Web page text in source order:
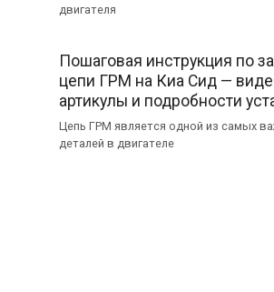
двигателя
Пошаговая инструкция по
цепи ГРМ на Киа Сид —
артикулы и подробности
Цепь ГРМ является одной из самых
деталей в двигателе